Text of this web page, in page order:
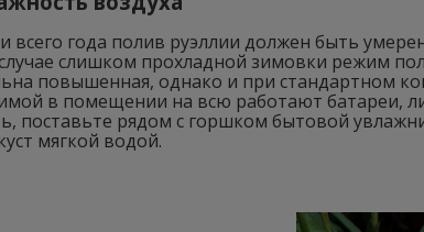
всего года полив руэллии должен быть
слишком прохладной зимовки режим
повышенная, однако и при стандартном
в помещении на всю работают батареи,
поставьте рядом с горшком бытовой
мягкой водой.